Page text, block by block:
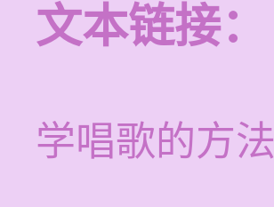
文本链接：
学唱歌的方法